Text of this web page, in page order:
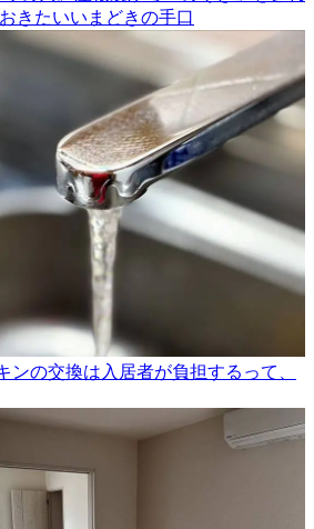
きたいいまどきの手口
ンの交換は入居者が負担するって、